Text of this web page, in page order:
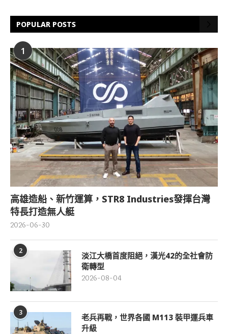
POPULAR POSTS
1
高雄造船、新竹運算，STR8 Industries發揮台灣
特長打造無人艇
2026-06-30
2
淡江大橋首度阻絕，漢光42的全社會防
衛轉型
2026-08-04
3
老兵再戰，世界各國 M113 裝甲運兵車
升級